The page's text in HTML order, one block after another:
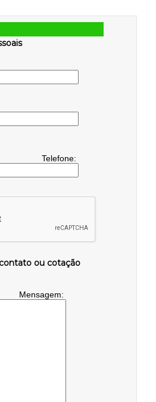
Telefone:
ou cotação
Mensagem: